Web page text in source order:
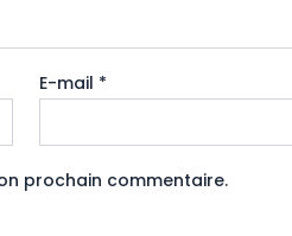
E-mail *
prochain commentaire.